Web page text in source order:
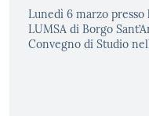
Lunedì 6 marzo presso
LUMSA di Borgo
Convegno di Studio